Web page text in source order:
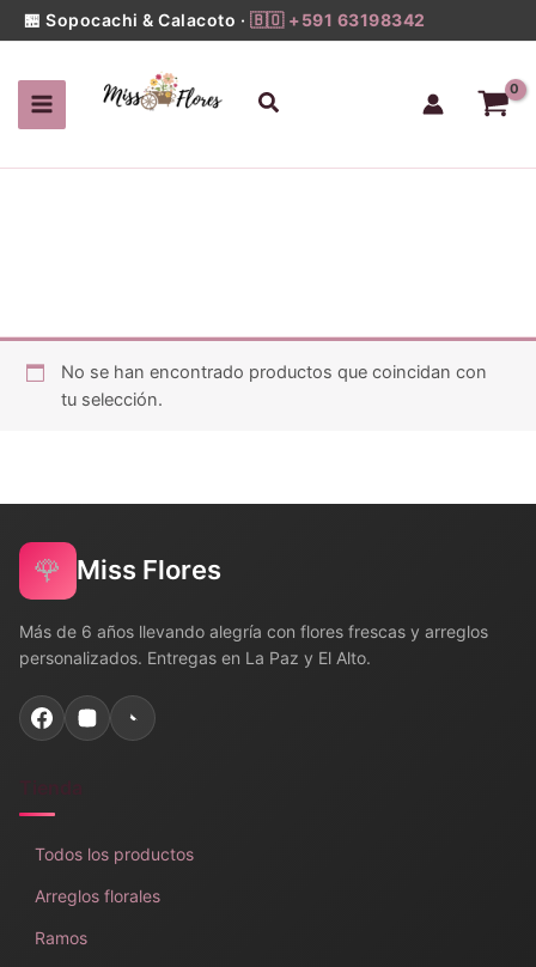
al
🏪 Sopocachi & Calacoto · 🇧🇴 +591 63198342
Buscar
No se han encontrado productos que coincidan con
tu selección.
🌹 Miss Flores
Más de 6 años llevando alegría con flores frescas y arreglos
personalizados. Entregas en La Paz y El Alto.
Todos los productos
Arreglos florales
Ramos